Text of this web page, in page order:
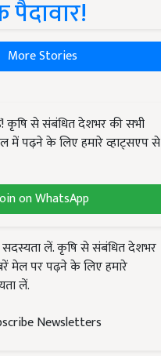
More Stories
कृषि से संबंधित देशभर की सभी
में पढ़ने के लिए हमारे व्हाट्सएप से
on WhatsApp
सदस्यता लें. कृषि से संबंधित देशभर
मेल पर पढ़ने के लिए हमारे
लें.
Newsletters